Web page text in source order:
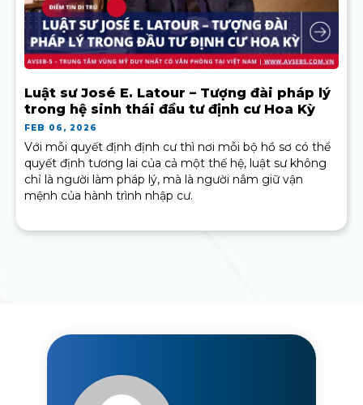
Luật sư José E. Latour – Tượng đài pháp lý
trong hệ sinh thái đầu tư định cư Hoa Kỳ
FEB 06, 2026
Với mỗi quyết định định cư thì nơi mỗi bộ hồ sơ có thể
quyết định tương lai của cả một thế hệ, luật sư không
chỉ là người làm pháp lý, mà là người nắm giữ vận
mệnh của hành trình nhập cư.